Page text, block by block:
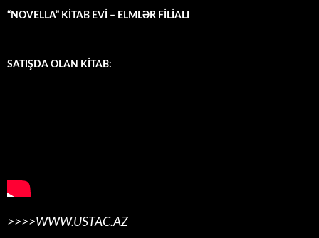
“NOVELLA” KİTAB EVİ – ELMLƏR FİLİALI
SATIŞDA OLAN KİTAB:
>>>>WWW.USTAC.AZ